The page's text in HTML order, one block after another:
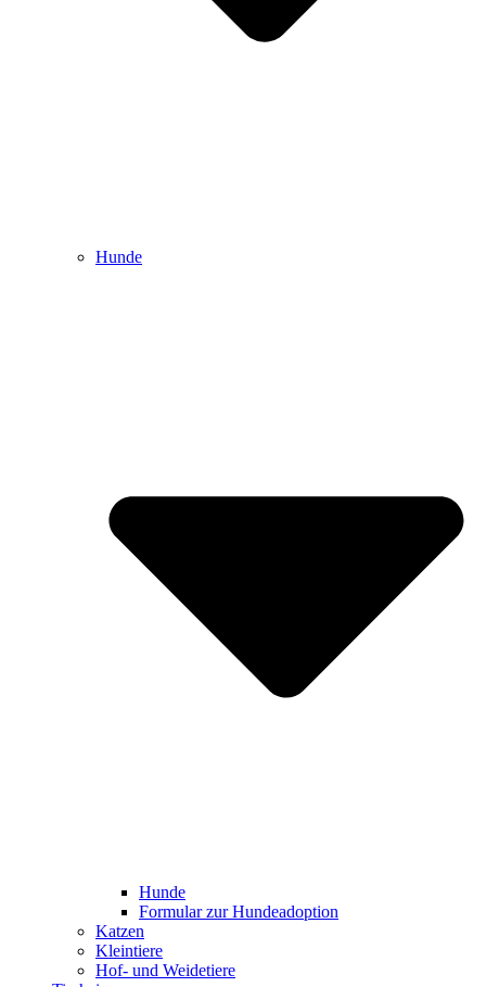
Hunde
Hunde
Formular zur Hundeadoption
Katzen
Kleintiere
Hof- und Weidetiere